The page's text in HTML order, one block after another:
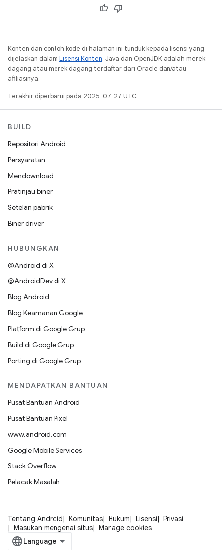
Konten dan contoh kode di halaman ini tunduk kepada lisensi yang
dijelaskan dalam Lisensi Konten. Java dan OpenJDK adalah merek
dagang atau merek dagang terdaftar dari Oracle dan/atau
afiliasinya.
Terakhir diperbarui pada 2025-07-27 UTC.
BUILD
Repositori Android
Persyaratan
Mendownload
Pratinjau biner
Setelan pabrik
Biner driver
HUBUNGKAN
@Android di X
@AndroidDev di X
Blog Android
Blog Keamanan Google
Platform di Google Grup
Build di Google Grup
Porting di Google Grup
MENDAPATKAN BANTUAN
Pusat Bantuan Android
Pusat Bantuan Pixel
www.android.com
Google Mobile Services
Stack Overflow
Pelacak Masalah
Tentang Android Komunitas Hukum Lisensi
Privasi
Masukan mengenai situs
Manage cookies